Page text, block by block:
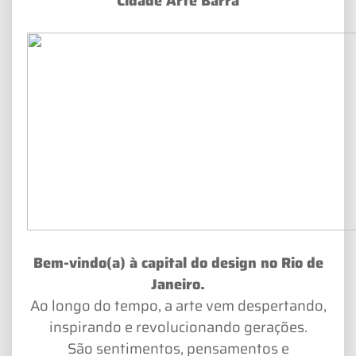
Bem-vindo(a) à capital do design no Rio de
Janeiro.
Ao longo do tempo, a arte vem despertando,
inspirando e revolucionando gerações.
São sentimentos, pensamentos e